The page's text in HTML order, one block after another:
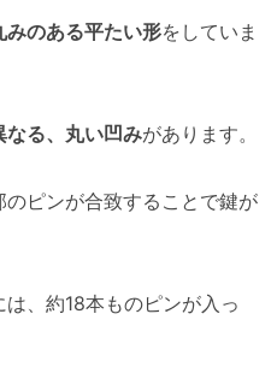
みのある平たい形をしていま
なる、丸い凹みがあります。
ピンが合致することで鍵が
、約18本ものピンが入っ